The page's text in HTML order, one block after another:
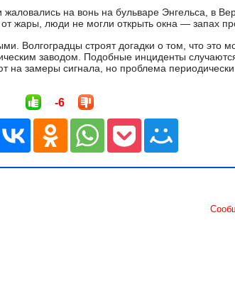
на вонь на бульваре Энгельса, в
жары, люди не могли открыть окна — запах
Волгоградцы строят догадки о том, что это
заводом. Подобные инциденты
на замеры сигнала, но проблема периодически
-6